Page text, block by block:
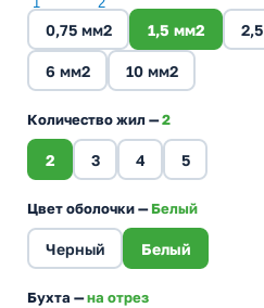
0,75 мм2 1,5 мм2
6 мм2 10 мм2
Количество жил —2
2 3 4 5
Цвет оболочки —Белый
Черный Белый
Бухта —на отрез